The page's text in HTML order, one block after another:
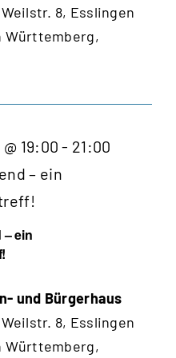
Weilstr. 8, Esslingen
Württemberg,
– ein
19:00 - 21:00
– ein
und Bürgerhaus
Weilstr. 8, Esslingen
Württemberg,